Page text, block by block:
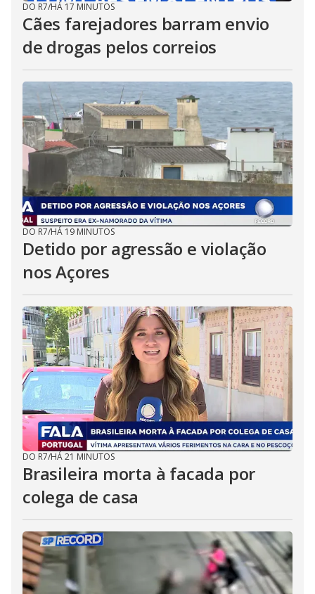
DO R7/HÁ 17 MINUTOS
Cães farejadores barram envio
de drogas pelos correios
DO R7/HÁ 19 MINUTOS
Detido por agressão e violação
nos Açores
DO R7/HÁ 21 MINUTOS
Brasileira morta à facada por
colega de casa